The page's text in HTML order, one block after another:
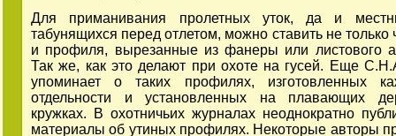
Для приманивания пролетных уток, да и
табунящихся перед отлетом, можно ставить не только
и профиля, вырезанные из фанеры или листового
Так же, как это делают при охоте на гусей. Еще
упоминает о таких профилях, изготовленных
отдельности и установленных на плавающих
кружках. В охотничьих журналах неоднократно
материалы об утиных профилях. Некоторые авторы